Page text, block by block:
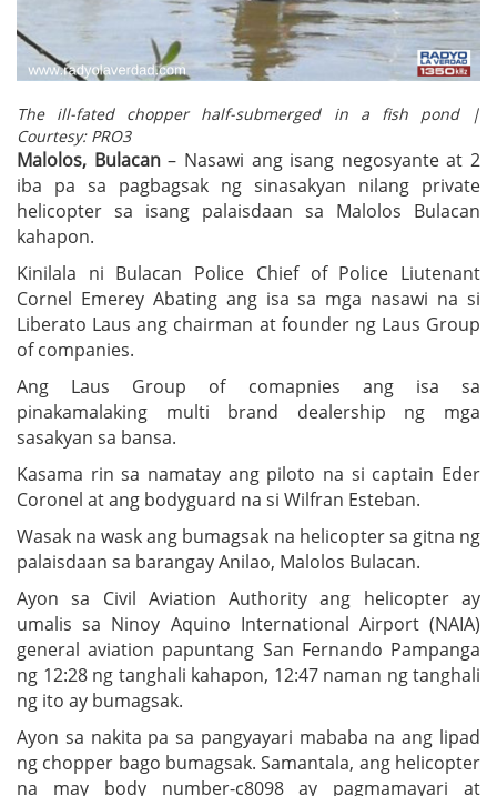
The ill-fated chopper half-submerged in a fish pond |
Courtesy: PRO3
Malolos, Bulacan– Nasawi ang isang negosyante at 2
iba pa sa pagbagsak ng sinasakyan nilang private
helicopter sa isang palaisdaan sa Malolos Bulacan
kahapon.
Kinilala ni Bulacan Police Chief of Police Liutenant
Cornel Emerey Abating ang isa sa mga nasawi na si
Liberato Laus ang chairman at founder ng Laus Group
of companies.
Ang Laus Group of comapnies ang isa sa
pinakamalaking multi brand dealership ng mga
sasakyan sa bansa.
Kasama rin sa namatay ang piloto na si captain Eder
Coronel at ang bodyguard na si Wilfran Esteban.
Wasak na wask ang bumagsak na helicopter sa gitna ng
palaisdaan sa barangay Anilao, Malolos Bulacan.
Ayon sa Civil Aviation Authority ang helicopter ay
umalis sa Ninoy Aquino International Airport (NAIA)
general aviation papuntang San Fernando Pampanga
ng 12:28 ng tanghali kahapon, 12:47 naman ng tanghali
ng ito ay bumagsak.
Ayon sa nakita pa sa pangyayari mababa na ang lipad
ng chopper bago bumagsak. Samantala, ang helicopter
na may body number-c8098 ay pagmamayari at